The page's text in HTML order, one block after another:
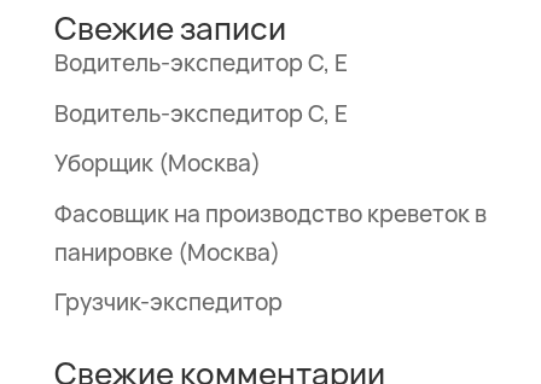
Свежие записи
Водитель-экспедитор С, Е
Водитель-экспедитор С, Е
Уборщик (Москва)
Фасовщик на производство креветок в
панировке (Москва)
Грузчик-экспедитор
Свежие комментарии